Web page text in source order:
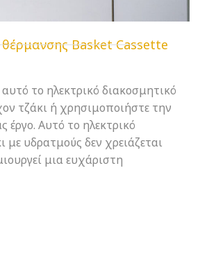
θέρμανσης Basket Cassette
το ηλεκτρικό διακοσμητικό
τζάκι ή χρησιμοποιήστε την
έργο. Αυτό το ηλεκτρικό
με υδρατμούς δεν χρειάζεται
μια ευχάριστη